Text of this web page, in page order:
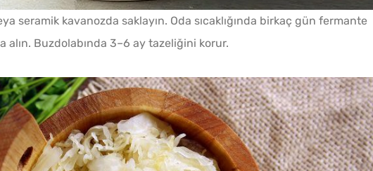
seramik kavanozda saklayın. Oda sıcaklığında birkaç gün fermante
alın. Buzdolabında 3–6 ay tazeliğini korur.